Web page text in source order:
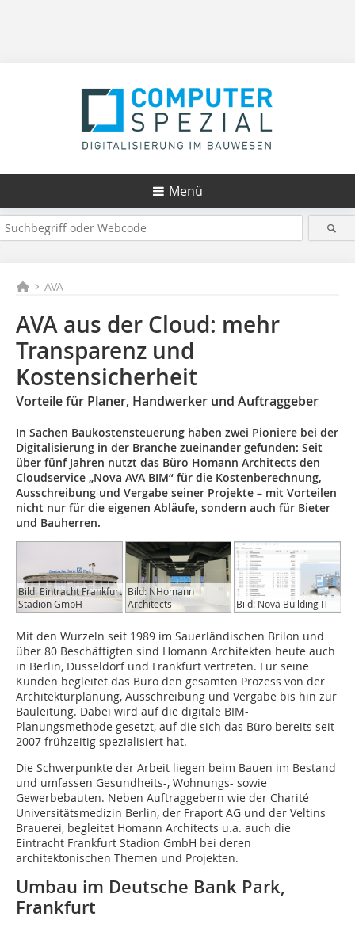
Menü
AVA
AVA aus der Cloud: mehr
Transparenz und
Kostensicherheit
Vorteile für Planer, Handwerker und Auftraggeber
In Sachen Baukostensteuerung haben zwei Pioniere bei der
Digitalisierung in der Branche zueinander gefunden: Seit
über fünf Jahren nutzt das Büro Homann Architects den
Cloudservice „Nova AVA BIM“ für die Kostenberechnung,
Ausschreibung und Vergabe seiner Projekte – mit Vorteilen
nicht nur für die eigenen Abläufe, sondern auch für Bieter
und Bauherren.
Bild: Eintracht Frankfurt
Stadion GmbH
Bild: NHomann
Architects
Bild: Nova Building IT
Mit den Wurzeln seit 1989 im Sauerländischen Brilon und
über 80 Beschäftigten sind Homann Architekten heute auch
in Berlin, Düsseldorf und Frankfurt vertreten. Für seine
Kunden begleitet das Büro den gesamten Prozess von der
Architekturplanung, Ausschreibung und Vergabe bis hin zur
Bauleitung. Dabei wird auf die digitale BIM-
Planungsmethode gesetzt, auf die sich das Büro bereits seit
2007 frühzeitig spezialisiert hat.
Die Schwerpunkte der Arbeit liegen beim Bauen im Bestand
und umfassen Gesundheits-, Wohnungs- sowie
Gewerbebauten. Neben Auftraggebern wie der Charité
Universitätsmedizin Berlin, der Fraport AG und der Veltins
Brauerei, begleitet Homann Architects u.a. auch die
Eintracht Frankfurt Stadion GmbH bei deren
architektonischen Themen und Projekten.
Umbau im Deutsche Bank Park,
Frankfurt